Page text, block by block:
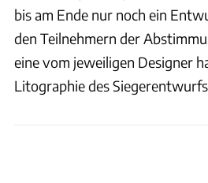
bis am Ende nur noch ein
den Teilnehmern der
eine vom jeweiligen Designer
Litographie des